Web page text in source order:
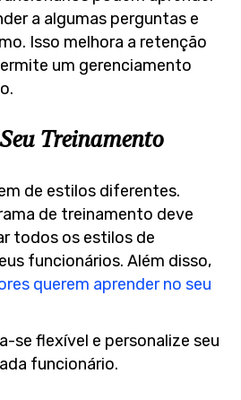
a algumas perguntas e
Isso melhora a retenção
um gerenciamento
Treinamento
de estilos diferentes.
de treinamento deve
todos os estilos de
funcionários. Além disso,
querem aprender no seu
se flexível e personalize seu
funcionário.